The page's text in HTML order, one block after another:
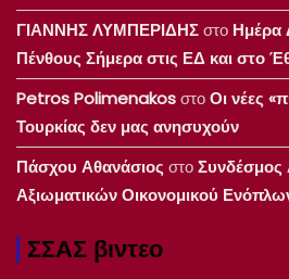
ΓΙΑΝΝΗΣ ΛΥΜΠΕΡΙΔΗΣστο Ημέρα
Πένθους Σήμερα στις ΕΔ και στο
Petros PolimenakosστοΟι νέες
Τουρκίας δεν μας ανησυχούν
Πάσχου Αθανάσιος στο
Αξιωματικών Οικονομικού
ΣΣΑΣ βιντεο